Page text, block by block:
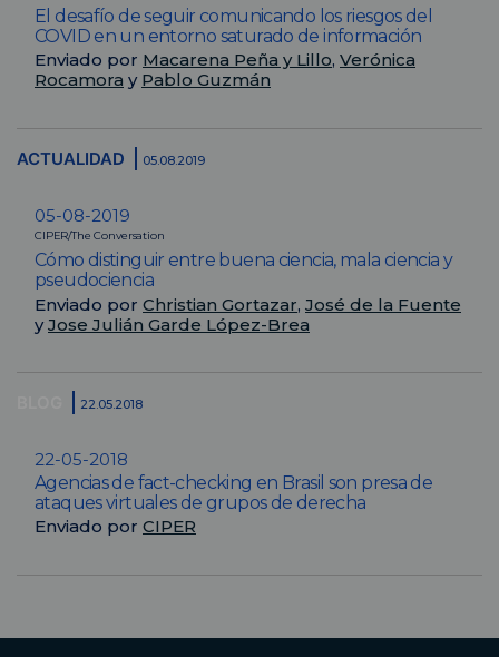
El desafío de seguir comunicando los riesgos del
COVID en un entorno saturado de información
Enviado por Macarena Peña y Lillo, Verónica
Rocamora y Pablo Guzmán
ACTUALIDAD 05.08.2019
05-08-2019
CIPER/The Conversation
Cómo distinguir entre buena ciencia, mala ciencia y
pseudociencia
Enviado por Christian Gortazar, José de la Fuente
yJose Julián Garde López-Brea
22.05.2018
22-05-2018
Agencias de fact-checking en Brasil son presa de
ataques virtuales de grupos de derecha
Enviado por CIPER